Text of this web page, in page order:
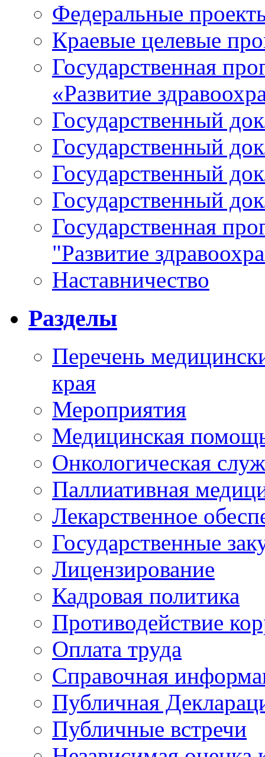
Федеральные
Краевые целевые
Государственная
«Развитие
Государственный
Государственный
Государственный
Государственный
Государственная
"Развитие
Наставничество
Разделы
Перечень
края
Мероприятия
Медицинская
Онкологическая
Паллиативная
Лекарственное
Государственные
Лицензирование
Кадровая политика
Противодействие
Оплата труда
Справочная
Публичная
Публичные встречи